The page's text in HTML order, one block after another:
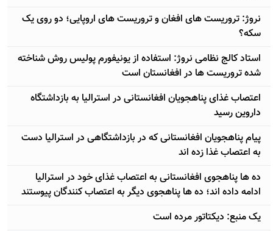
نروژ: تروریست های افغان و تروریست های اروپایی؛ دو روی یک
سکه؟
استاد کالج نظامی نروژ: استفاده از یونیفورم پولیس روش شناخته
شده تروریست ها در افغانستان است
اعتصاب غذای پناهجویان افغانستانی در استرالیا به بازداشتگاه
داروین رسید
پیام پناهجویان افغانستانی که در بازداشتگاهی در استرالیا دست
به اعتصاب غذا زده اند
ده ها پناهجوی افغانستانی به اعتصاب غذای خود در استرالیا
ادامه داده اند؛ ده ها پناهجوی دیگر به اعتصاب کنندگان پیوستند
يک منبع: ديکتاتور مرده است